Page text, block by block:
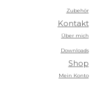
Zubehör
Kontakt
Über mich
Downloads
Shop
Mein Konto